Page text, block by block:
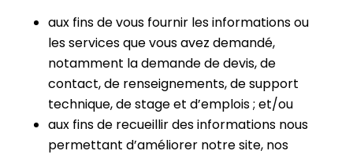
aux fins de vous fournir les informations ou
les services que vous avez demandé,
notamment la demande de devis, de
contact, de renseignements, de support
technique, de stage et d’emplois ; et/ou
aux fins de recueillir des informations nous
permettant d’améliorer notre site, nos